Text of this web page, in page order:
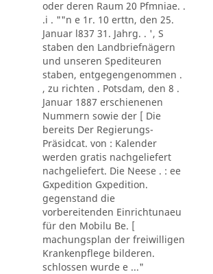
oder deren Raum 20 Pfmniae. .
.i . ""n e 1r. 10 erttn, den 25.
Januar l837 31. Jahrg. . ', S
staben den Landbriefnägern
und unseren Spediteuren
staben, entgegengenommen .
, zu richten . Potsdam, den 8 .
Januar 1887 erschienenen
Nummern sowie der [ Die
bereits Der Regierungs-
Präsidcat. von : Kalender
werden gratis nachgeliefert
nachgeliefert. Die Neese . : ee
Gxpedition Gxpedition.
gegenstand die
vorbereitenden Einrichtunaeu
für den Mobilu Be. [
machungsplan der freiwilligen
Krankenpflege bilderen.
schlossen wurde e ..."